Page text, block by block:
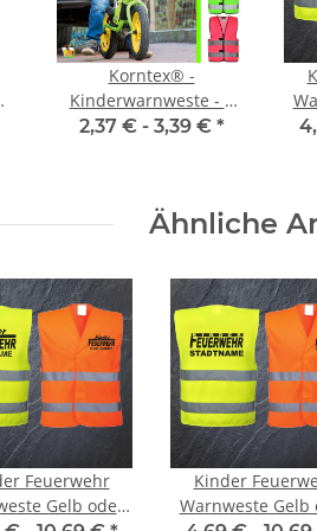
Korntex® -
Kinderwarnweste - 3
größen 4 farben
2,37 € - 3,39 € *
Ähnliche
Feuerwehr
Gelb oder
Kinder
Warnweste Gelb